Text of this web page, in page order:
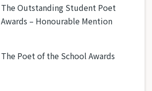
The Outstanding Student Poet
Awards – Honourable Mention
The Poet of the School Awards